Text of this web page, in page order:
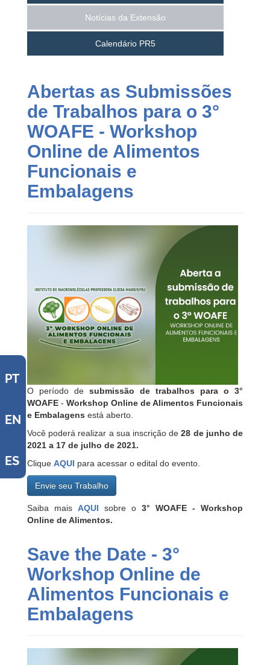
PT
EN
ES
Notícias da Extensão
Calendário PR5
Abertas as Submissões
de Trabalhos para o 3°
WOAFE - Workshop
Online de Alimentos
Funcionais e
Embalagens
O período de submissão de trabalhos para o 3°
WOAFE - Workshop Online de Alimentos Funcionais
e Embalagens está aberto.
Você poderá realizar a sua inscrição de28 de junho de
2021 a 17 de julho de 2021.
Clique AQUI para acessar o edital do evento.
Envie seu Trabalho
Saiba mais AQUI sobre o 3° WOAFE - Workshop
Online de Alimentos.
Save the Date - 3°
Workshop Online de
Alimentos Funcionais e
Embalagens